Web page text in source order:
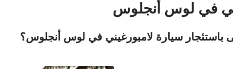
في لوس أنجلوس
باستئجار سيارة لامبورغيني في لوس أنجلوس؟